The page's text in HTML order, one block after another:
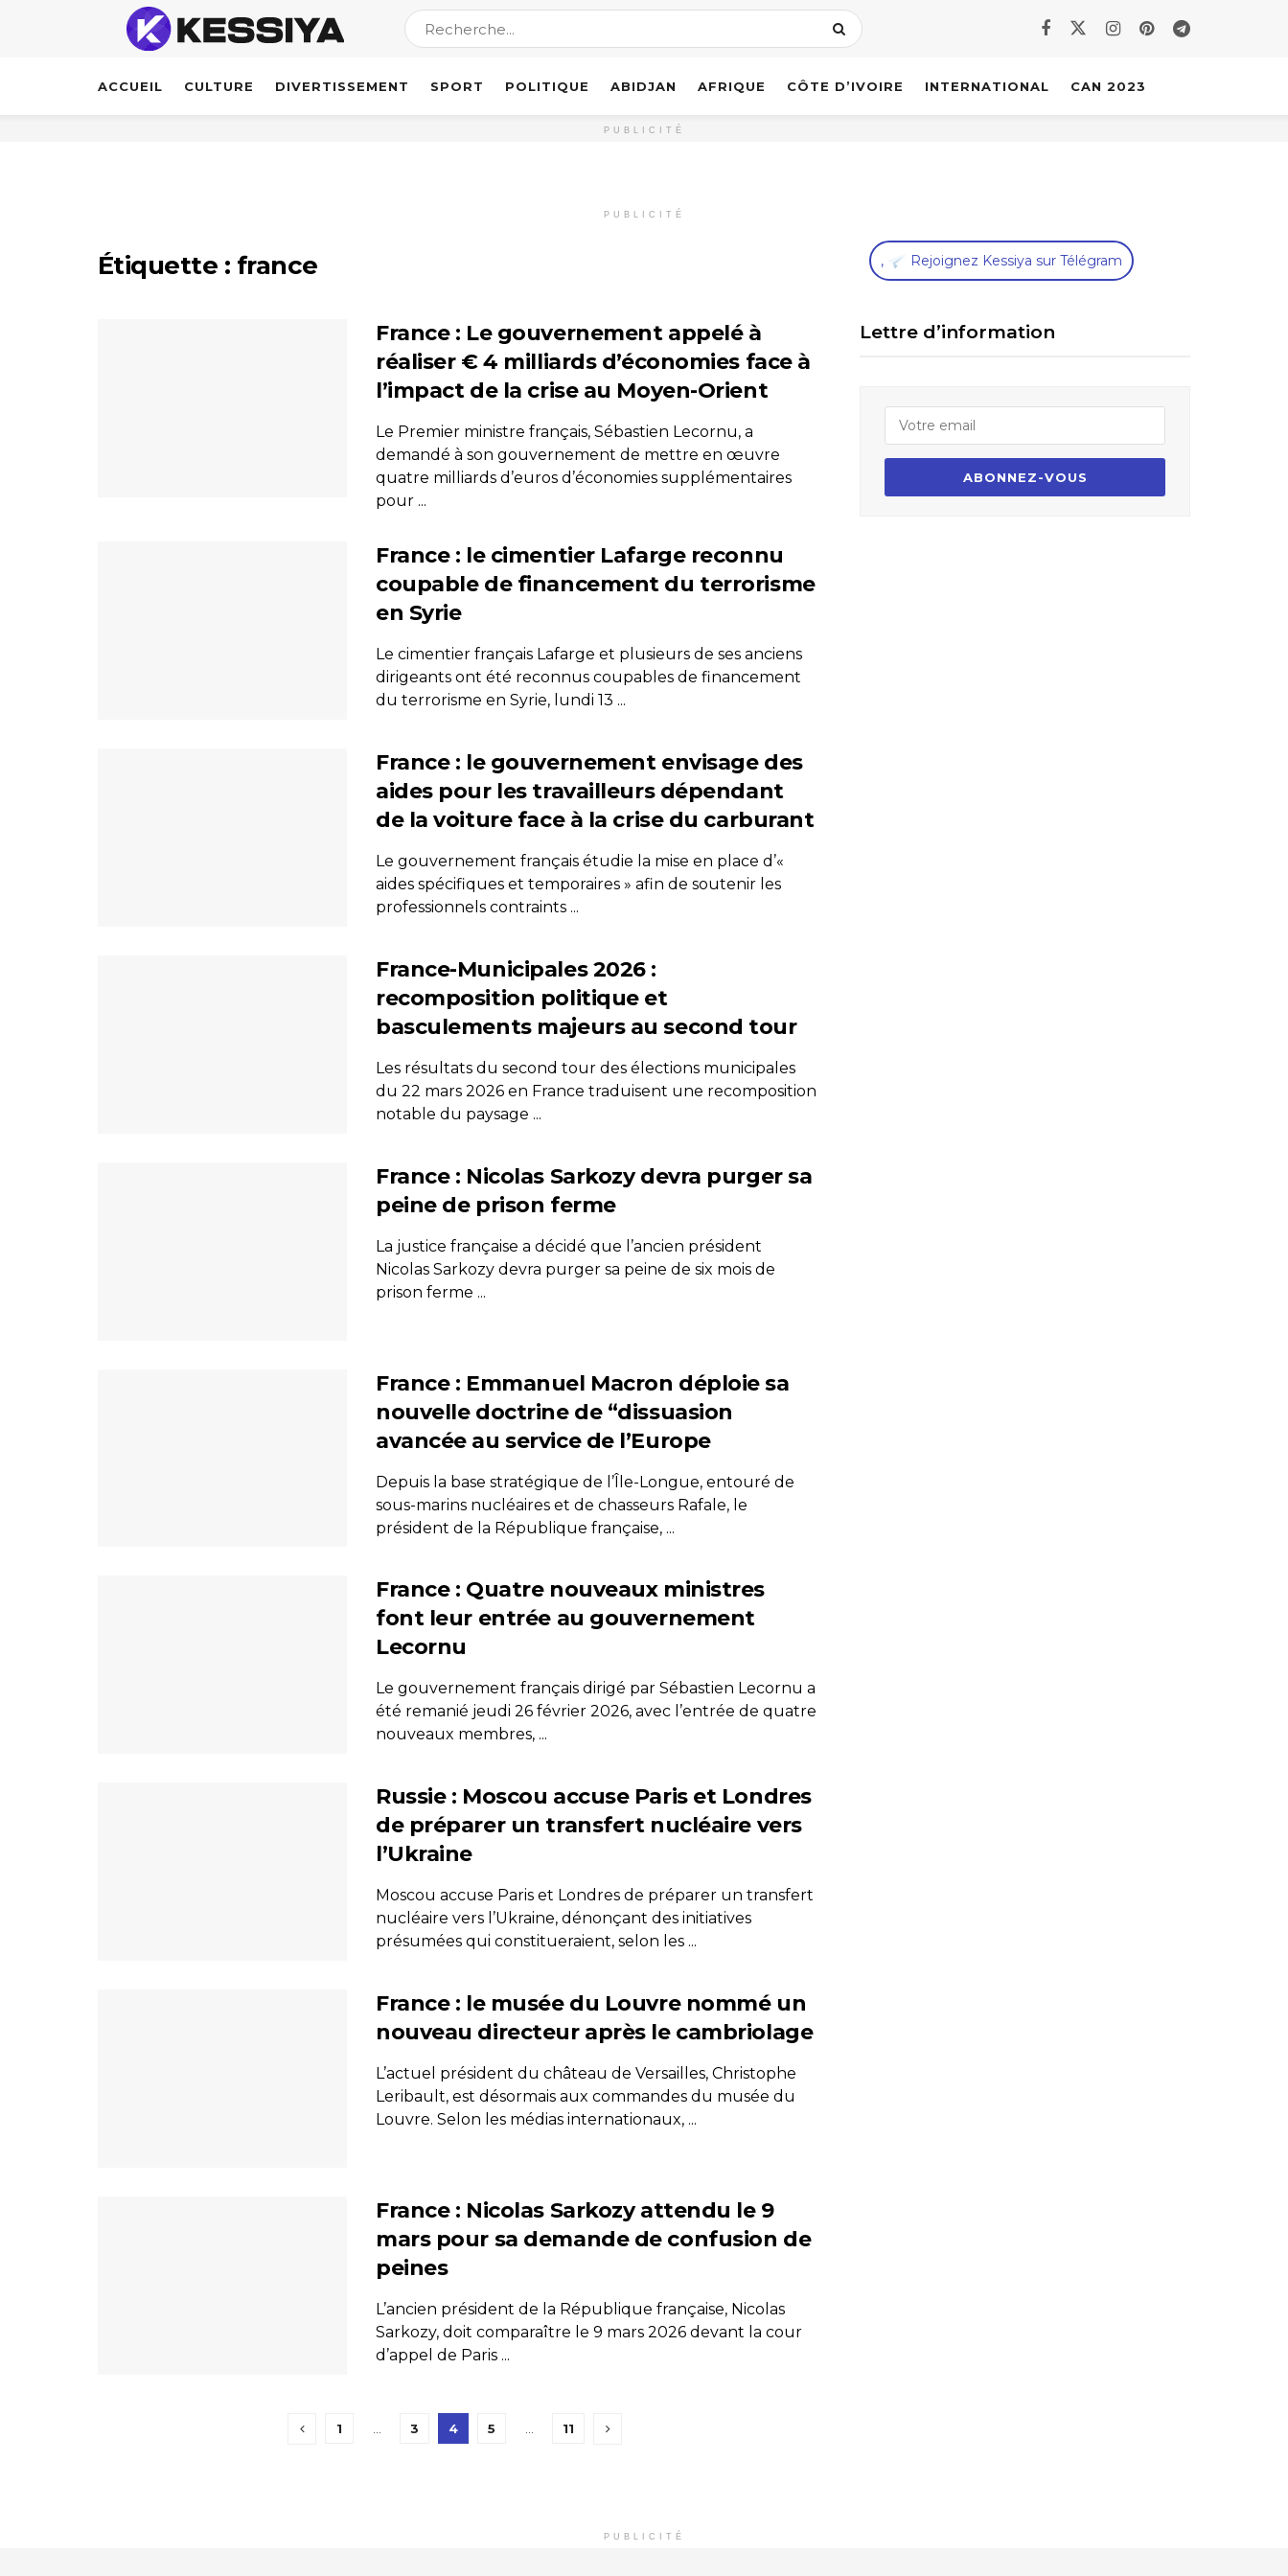
ACCUEIL CULTURE DIVERTISSEMENT SPORT POLITIQUE ABIDJAN AFRIQUE CÔTE D’IVOIRE INTERNATIONAL CAN 2023
PUBLICITÉ
PUBLICITÉ
Étiquette : france
France : Le gouvernement appelé à
réaliser € 4 milliards d’économies face à
l’impact de la crise au Moyen-Orient
Le Premier ministre français, Sébastien Lecornu, a
demandé à son gouvernement de mettre en œuvre
quatre milliards d’euros d’économies supplémentaires
pour ...
France : le cimentier Lafarge reconnu
coupable de financement du terrorisme
en Syrie
Le cimentier français Lafarge et plusieurs de ses anciens
dirigeants ont été reconnus coupables de financement
du terrorisme en Syrie, lundi 13 ...
France : le gouvernement envisage des
aides pour les travailleurs dépendant
de la voiture face à la crise du carburant
Le gouvernement français étudie la mise en place d’«
aides spécifiques et temporaires » afin de soutenir les
professionnels contraints ...
France-Municipales 2026 :
recomposition politique et
basculements majeurs au second tour
Les résultats du second tour des élections municipales
du 22 mars 2026 en France traduisent une recomposition
notable du paysage ...
France : Nicolas Sarkozy devra purger sa
peine de prison ferme
La justice française a décidé que l’ancien président
Nicolas Sarkozy devra purger sa peine de six mois de
prison ferme ...
France : Emmanuel Macron déploie sa
nouvelle doctrine de “dissuasion
avancée au service de l’Europe
Depuis la base stratégique de l’Île-Longue, entouré de
sous-marins nucléaires et de chasseurs Rafale, le
président de la République française, ...
France : Quatre nouveaux ministres
font leur entrée au gouvernement
Lecornu
Le gouvernement français dirigé par Sébastien Lecornu a
été remanié jeudi 26 février 2026, avec l’entrée de quatre
nouveaux membres, ...
Russie : Moscou accuse Paris et Londres
de préparer un transfert nucléaire vers
l’Ukraine
Moscou accuse Paris et Londres de préparer un transfert
nucléaire vers l’Ukraine, dénonçant des initiatives
présumées qui constitueraient, selon les ...
France : le musée du Louvre nommé un
nouveau directeur après le cambriolage
L’actuel président du château de Versailles, Christophe
Leribault, est désormais aux commandes du musée du
Louvre. Selon les médias internationaux, ...
France : Nicolas Sarkozy attendu le 9
mars pour sa demande de confusion de
peines
L’ancien président de la République française, Nicolas
Sarkozy, doit comparaître le 9 mars 2026 devant la cour
d’appel de Paris ...
1 3 4 5 11
, Rejoignez Kessiya sur Télégram
Lettre d’information
PUBLICITÉ